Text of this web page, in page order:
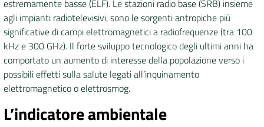
estremamente basse (ELF). Le stazioni radio base (SRB) insieme
agli impianti radiotelevisivi, sono le sorgenti antropiche più
significative di campi elettromagnetici a radiofrequenze (tra 100
kHz e 300 GHz). Il forte sviluppo tecnologico degli ultimi anni ha
comportato un aumento di interesse della popolazione verso i
possibili effetti sulla salute legati all’inquinamento
elettromagnetico o elettrosmog.
L’indicatore ambientale